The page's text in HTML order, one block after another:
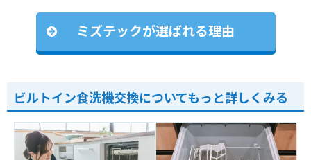
ミズテックが選ばれる理由
ビルトイン食洗機交換についてもっと詳しくみる